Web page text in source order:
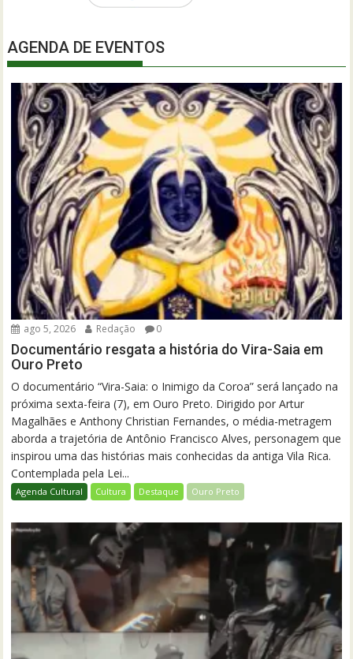
AGENDA DE EVENTOS
ago 5, 2026 Redação 0
Documentário resgata a história do Vira-Saia em
Ouro Preto
O documentário “Vira-Saia: o Inimigo da Coroa” será lançado na
próxima sexta-feira (7), em Ouro Preto. Dirigido por Artur
Magalhães e Anthony Christian Fernandes, o média-metragem
aborda a trajetória de Antônio Francisco Alves, personagem que
inspirou uma das histórias mais conhecidas da antiga Vila Rica.
Contemplada pela Lei...
Agenda Cultural Cultura Destaque Ouro Preto